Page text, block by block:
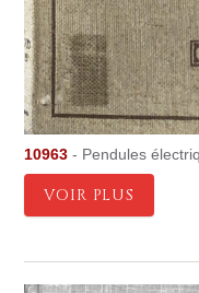
10963 - Pendules
VOIR PLUS